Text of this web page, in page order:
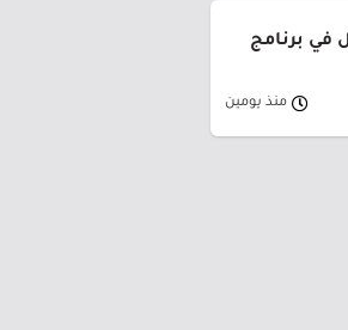
في برنامج
منذ يومين